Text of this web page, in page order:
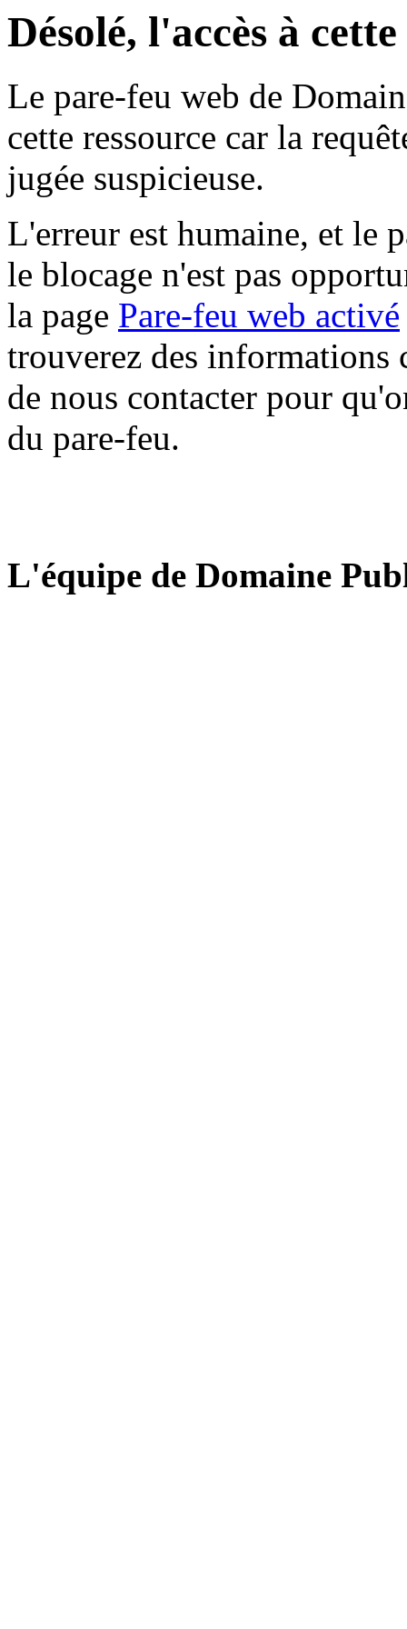
Désolé, l'accès à
Le pare-feu web de
cette ressource car la
jugée suspicieuse.
L'erreur est humaine, et le
le blocage n'est pas
la page Pare-feu web activé
trouverez des informations
de nous contacter pour
du pare-feu.
L'équipe de Domaine